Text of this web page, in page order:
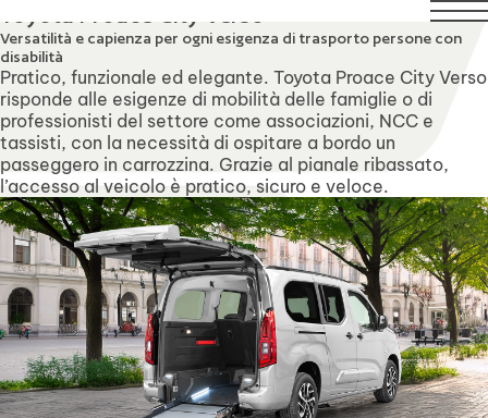
compresi. Il servizio di assistenza tecnica rimarrà
Toyota Proace City Verso
Versatilità e capienza per ogni esigenza di trasporto persone con
disabilità
Pratico, funzionale ed elegante. Toyota Proace City Verso
risponde alle esigenze di mobilità delle famiglie o di
professionisti del settore come associazioni, NCC e
tassisti, con la necessità di ospitare a bordo un
passeggero in carrozzina. Grazie al pianale ribassato,
l’accesso al veicolo è pratico, sicuro e veloce.